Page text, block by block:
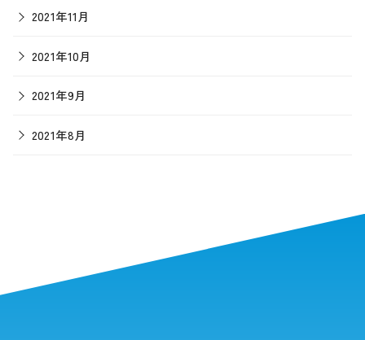
2021年11月
2021年10月
2021年9月
2021年8月